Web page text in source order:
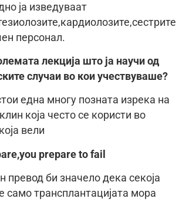
ја изведуваат
персонал.
лекција што ја научи од
случаи во кои учествуваше?
една многу позната изрека на
која често се користи во
вели
prepare to fail
превод би значело дека секоја
само трансплантацијата мора